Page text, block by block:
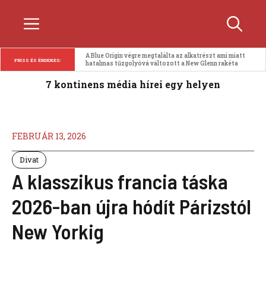
Menü
FRISS ÉS ÉRDEKES:
A Blue Origin végre megtalálta az alkatrészt ami miatt
hatalmas tűzgolyóvá változott a New Glenn rakéta
7 kontinens média hírei egy helyen
FEBRUÁR 13, 2026
Divat
A klasszikus francia táska
2026-ban újra hódít Párizstól
New Yorkig